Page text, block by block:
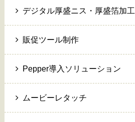
デジタル厚盛ニス・厚盛箔加工
販促ツール制作
Pepper導入ソリューション
ムービーレタッチ